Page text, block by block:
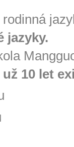
rodinná
jazyky.
už 10 let